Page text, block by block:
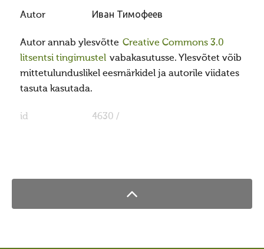
Ebavere kihelkond
Juelehtme kihelkond
Maardu hiis
Uudised/press
Autor Иван Тимофеев
Autor annab ylesvõtte Creative Commons 3.0
litsentsi tingimustel vabakasutusse. Ylesvõtet võib
mittetulunduslikel eesmärkidel ja autorile viidates
tasuta kasutada.
id 4630 /